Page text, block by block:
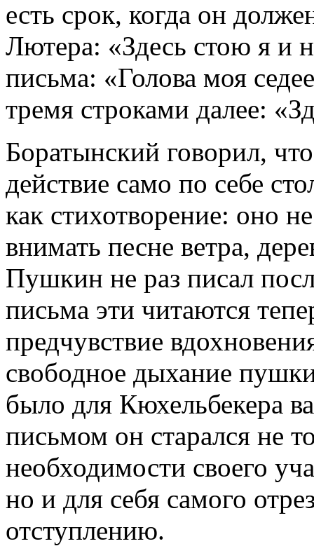
есть срок, когда он
Лютера: «Здесь стою я и
письма: «Голова моя
тремя строками далее:
Боратынский говорил,
действие само по себе
как стихотворение: оно
внимать песне ветра,
Пушкин не раз писал
письма эти читаются
предчувствие
свободное дыхание
было для Кюхельбекера
письмом он старался не
необходимости своего
но и для себя самого
отступлению.